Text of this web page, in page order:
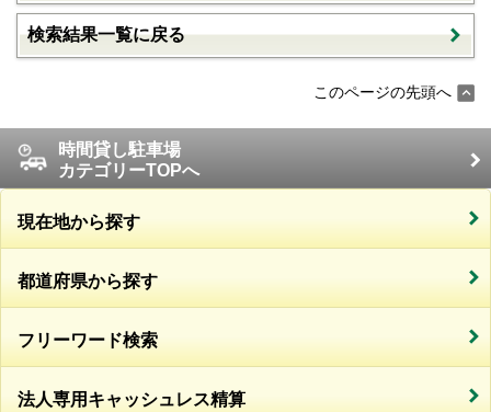
検索結果一覧に戻る
このページの先頭へ
時間貸し駐車場
カテゴリーTOPへ
現在地から探す
都道府県から探す
フリーワード検索
法人専用キャッシュレス精算